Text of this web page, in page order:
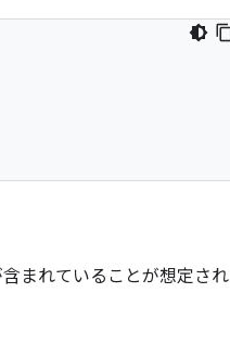
まれていることが想定され